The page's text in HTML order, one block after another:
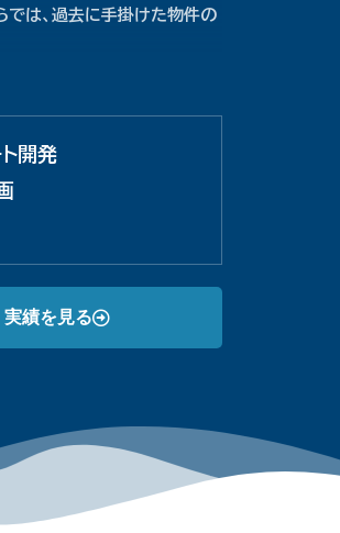
では、過去に手掛けた物件の
開発
実績を見る